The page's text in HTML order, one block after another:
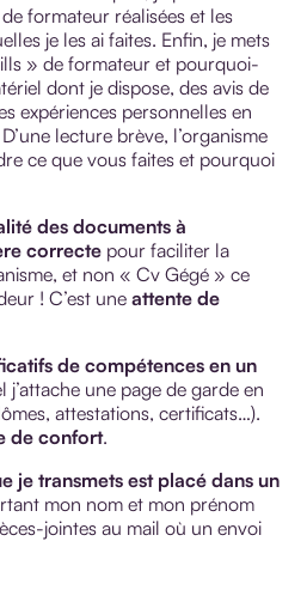
formateur réalisées et les
je les ai faites. Enfin, je mets
» de formateur et pourquoi-
dont je dispose, des avis de
expériences personnelles en
lecture brève, l’organisme
ce que vous faites et pourquoi
des documents à
correcte pour faciliter la
et non « Cv Gégé » ce
! C’est une attente de
de compétences en un
j’attache une page de garde en
attestations, certificats…).
de confort.
je transmets est placé dans un
mon nom et mon prénom
jointes au mail où un envoi